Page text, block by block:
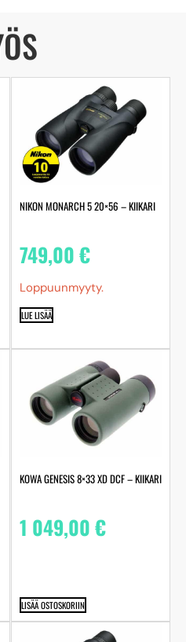
NIKON MONARCH 5 20×56 – KIIKARI
749,00€
Loppuunmyyty.
LUE LISÄÄ
KOWA GENESIS 8×33 XD DCF – KIIKARI
1 049,00€
LISÄÄ OSTOSKORIIN